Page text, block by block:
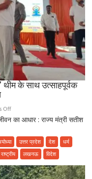
थीम के साथ उत्साहपूर्वक
Offon
Barabanki
योगा
फॉर
एजिंग”
का आधार : राज्य मंत्री सतीश
उत्तर प्रदेश देश
धर्म
राष्ट्रीय लखनऊ विदेश